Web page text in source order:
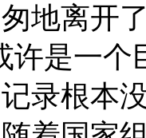
地离开
许是一
录根本